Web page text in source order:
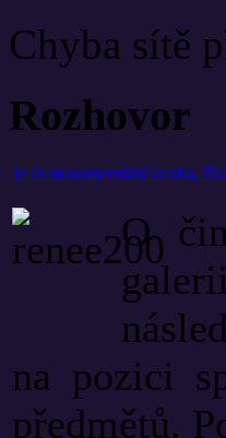
Chyba sítě
Rozhovor
Je to monumentální stavba,
O
na pozici
předmětů.